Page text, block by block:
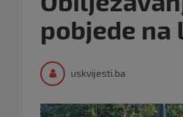
pobjede na
uskvijesti.ba